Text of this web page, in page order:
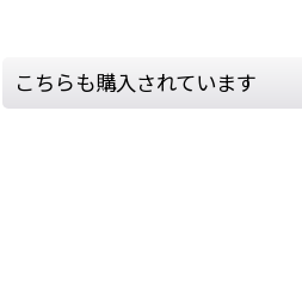
こちらも購入されています